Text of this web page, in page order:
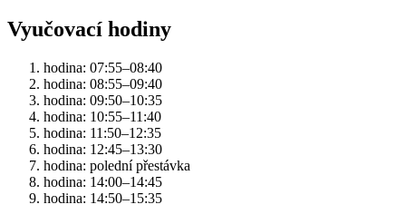
Vyučovací hodiny
hodina: 07:55–08:40
hodina: 08:55–09:40
hodina: 09:50–10:35
hodina: 10:55–11:40
hodina: 11:50–12:35
hodina: 12:45–13:30
hodina: polední přestávka
hodina: 14:00–14:45
hodina: 14:50–15:35